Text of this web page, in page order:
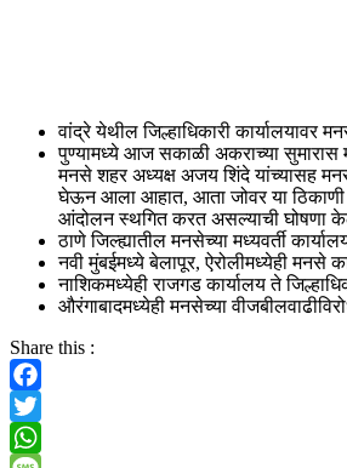
वांद्रे येथील जिल्हाधिकारी
पुण्यामध्ये आज सकाळी अकराच्या सुमारास
मनसे शहर अध्यक्ष अजय शिंदे यांच्यासह मनसे
घेऊन आला आहात, आता जोवर या ठिकाणी
आंदोलन स्थगित करत असल्याची घोषणा
ठाणे जिल्ह्यातील मनसेच्या मध्यवर्ती
नवी मुंबईमध्ये बेलापूर, ऐरोलीमध्येही मनसे
नाशिकमध्येही राजगड कार्यालय ते
औरंगाबादमध्येही मनसेच्या
Share this :
Facebook
Twitter